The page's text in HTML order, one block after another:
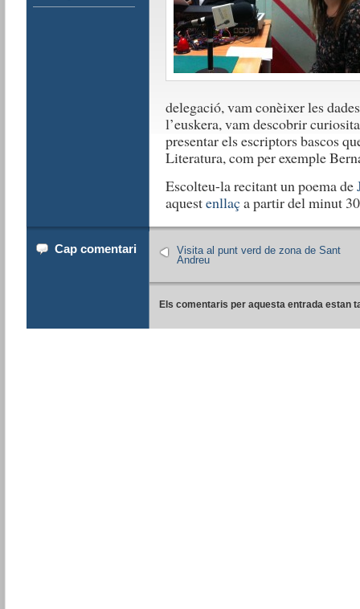
delegació, vam conèixer les
l’euskera, vam descobrir
presentar els escriptors bascos
Literatura, com per exemple
Escolteu-la recitant un poema de
aquestenllaça partir del minut
Cap comentari
Visita al punt verd de zona de Sant
Andreu
Els comentaris per aquesta entrada estan